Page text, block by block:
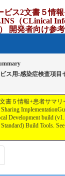
ビス2文書５情
（CLinical
開発者向け参
ス用:感染症検査項目
書５情報+患者サマ
Development build
Build Tools. See